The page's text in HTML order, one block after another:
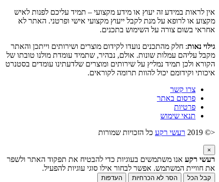
אין לראות במידע זה יעוץ או מידע מקצועי – תמיד עליכם לפנות לאיש
מקצוע או לרופא על מנת לקבל ייעוץ מקצועי אישי ופרטני. האתר לא
אחראי בשום צורה על השימוש בתכנים.
גילוי נאות: חלק מהתכנים נועדו לקידום מוצרים ושירותים וייתכן והאתר
מקבל עליהם עמלות שונות. אולם, נבהיר, שתמיד עומדת מולנו טובתו של
הקורא ולכן תמיד נמליץ על שירותים ומוצרים שלדעתינו עומדים בסטנרט
איכותי וקידומם יכול להוות תרומה לקוראים.
צרו קשר
פרסום באתר
פרטיות
תנאי שימוש
<© 2019
רעשי רקעכל הזכויות שמורות
×
רעשי רקעאנו משתמשים בעוגיות כדי להבטיח את תפקוד האתר ולשפר
את חוויית המשתמש. אפשר לבחור אילו סוגי עוגיות להפעיל.
קבל הכל הסר לא הכרחיות העדפות